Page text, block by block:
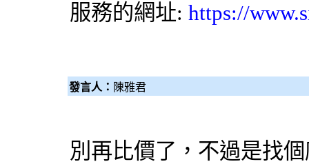
服務的網址: https://
發言人： 陳雅君
別再比價了，不過是找